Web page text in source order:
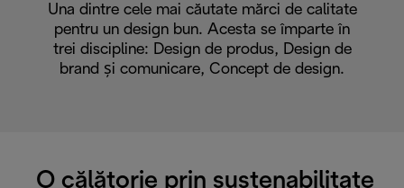
Una dintre cele mai căutate mărci de calitate
pentru un design bun. Acesta se împarte în
trei discipline: Design de produs, Design de
brand și comunicare, Concept de design.
O călătorie prin sustenabilitate